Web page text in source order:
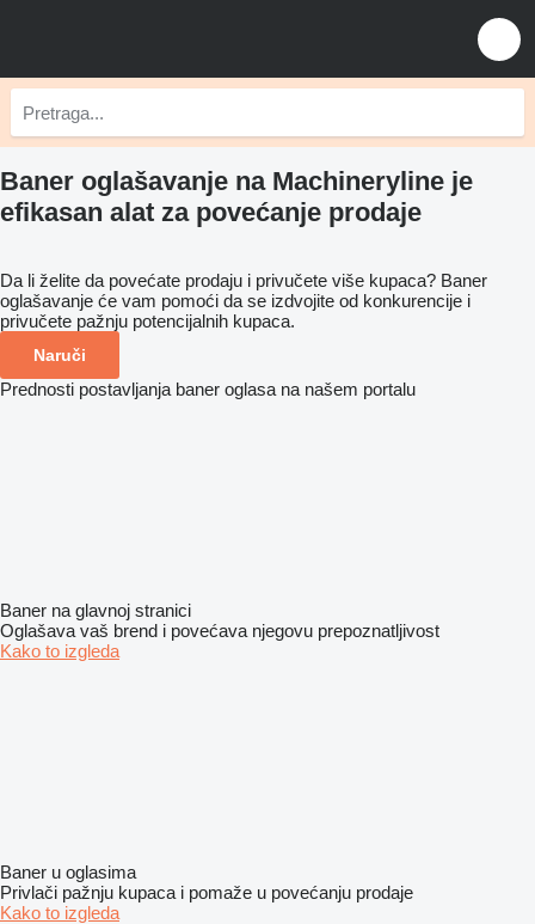
Baner oglašavanje na Machineryline je
efikasan alat za povećanje prodaje
Da li želite da povećate prodaju i privučete više kupaca? Baner
oglašavanje će vam pomoći da se izdvojite od konkurencije i
privučete pažnju potencijalnih kupaca.
Naruči
Prednosti postavljanja baner oglasa na našem portalu
Baner na glavnoj stranici
Oglašava vaš brend i povećava njegovu prepoznatljivost
Kako to izgleda
Baner u oglasima
Privlači pažnju kupaca i pomaže u povećanju prodaje
Kako to izgleda